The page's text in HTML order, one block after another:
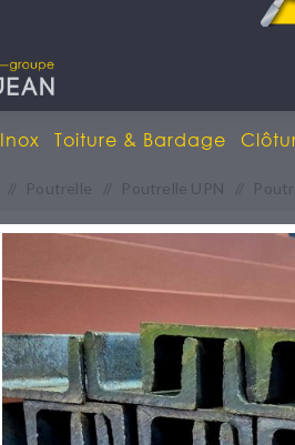
Inox Toiture & Bardage
Poutrelle Poutrelle UPN